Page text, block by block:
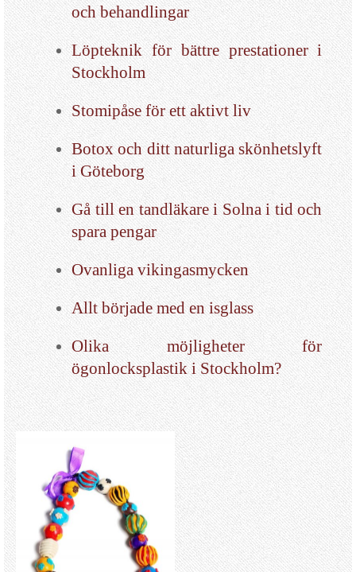
och behandlingar
Löpteknik för bättre prestationer i
Stockholm
Stomipåse för ett aktivt liv
Botox och ditt naturliga skönhetslyft
i Göteborg
Gå till en tandläkare i Solna i tid och
spara pengar
Ovanliga vikingasmycken
Allt började med en isglass
Olika möjligheter för
ögonlocksplastik i Stockholm?